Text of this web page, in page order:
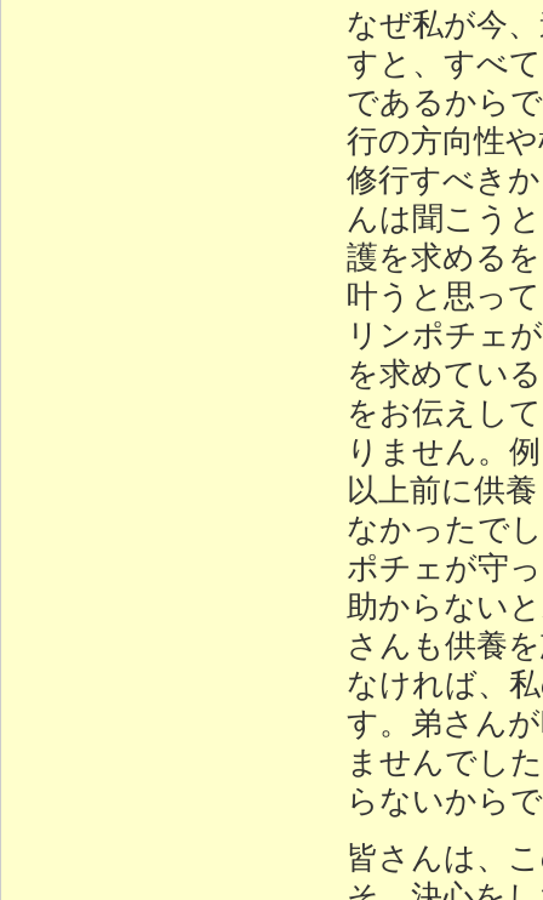
なぜ私が今
すと、すべ
であるから
行の方向性
修行すべき
んは聞こう
護を求める
叶うと思っ
リンポチェ
を求めてい
をお伝えし
りません。
以上前に供
なかったで
ポチェが守
助からない
さんも供養
なければ、
す。弟さん
ませんでし
らないから
皆さんは、